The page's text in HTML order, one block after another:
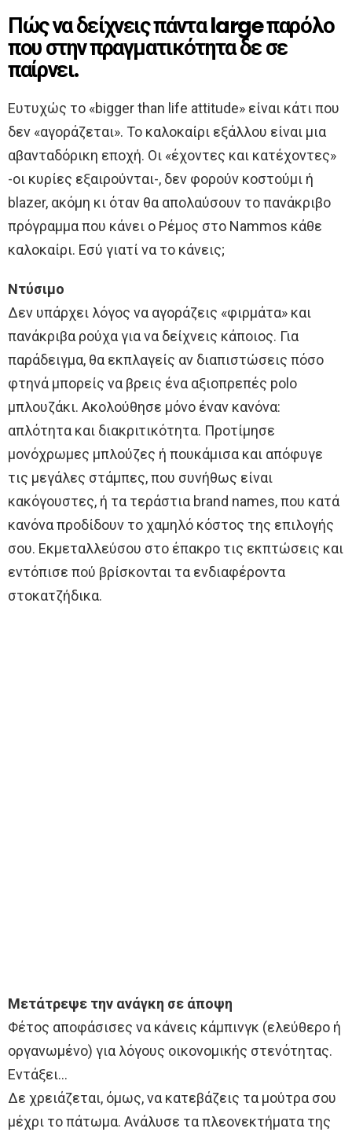
Πώς να δείχνεις πάντα large παρόλο
που στην πραγματικότητα δε σε
παίρνει.
Ευτυχώς το «bigger than life attitude» είναι κάτι που
δεν «αγοράζεται». Το καλοκαίρι εξάλλου είναι μια
αβανταδόρικη εποχή. Οι «έχοντες και κατέχοντες»
-οι κυρίες εξαιρούνται-, δεν φορούν κοστούμι ή
blazer, ακόμη κι όταν θα απολαύσουν το πανάκριβο
πρόγραμμα που κάνει ο Ρέμος στο Nammos κάθε
καλοκαίρι. Εσύ γιατί να το κάνεις;
Ντύσιμο
Δεν υπάρχει λόγος να αγοράζεις «φιρμάτα» και
πανάκριβα ρούχα για να δείχνεις κάποιος. Για
παράδειγμα, θα εκπλαγείς αν διαπιστώσεις πόσο
φτηνά μπορείς να βρεις ένα αξιοπρεπές polo
μπλουζάκι. Ακολούθησε μόνο έναν κανόνα:
απλότητα και διακριτικότητα. Προτίμησε
μονόχρωμες μπλούζες ή πουκάμισα και απόφυγε
τις μεγάλες στάμπες, που συνήθως είναι
κακόγουστες, ή τα τεράστια brand names, που κατά
κανόνα προδίδουν το χαμηλό κόστος της επιλογής
σου. Εκμεταλλεύσου στο έπακρο τις εκπτώσεις και
εντόπισε πού βρίσκονται τα ενδιαφέροντα
στοκατζήδικα.
Μετάτρεψε την ανάγκη σε άποψη
Φέτος αποφάσισες να κάνεις κάμπινγκ (ελεύθερο ή
οργανωμένο) για λόγους οικονομικής στενότητας.
Εντάξει…
Δε χρειάζεται, όμως, να κατεβάζεις τα μούτρα σου
μέχρι το πάτωμα. Ανάλυσε τα πλεονεκτήματα της